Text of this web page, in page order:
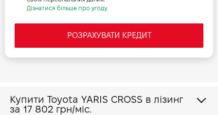
Дізнатися більше про угоду.
РОЗРАХУВАТИ КРЕДИТ
Купити Toyota YARIS CROSS в лізинг
за 17 802 грн/міс.